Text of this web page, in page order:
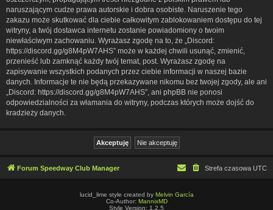
naruszającym cudze prawa autorskie i dobra osobiste. Naruszenie tego
zakazu może skutkować dla ciebie całkowitym zablokowaniem dostępu do tej
witryny, a twój dostawca internetu zostanie powiadomiony o twoim
niewłaściwym zachowaniu. Wyrażasz zgodę na to, że „Discord:
https://discord.gg/g8M4pW7AHS” może w każdej chwili usunąć, zmienić,
przenieść lub zamknąć każdy twój temat, post. Wyrażasz zgodę na
zapisywanie wszystkich podanych przez ciebie informacji w naszej bazie
danych. Informacje te nie będą przekazywane nikomu bez twojej zgody, ale ani
„Discord: https://discord.gg/g8M4pW7AHS”, ani phpBB nie ponosi
odpowiedzialności za włamania do witryny, podczas których może dojść do
kradzieży danych.
Forum Speedway Club Manager Strefa czasowa UTC
lucid_lime style created by Melvin García
Co-Author: MannixMD
Style Version: 1.2.5